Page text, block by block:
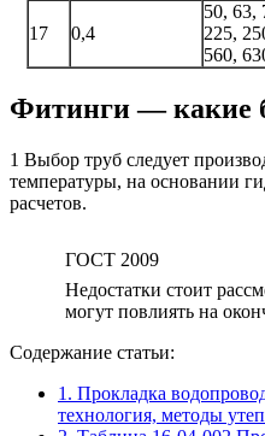
17 0,4
50, 63,
225,
560,
Фитинги — какие
1 Выбор труб следует
температуры, на основании
расчетов.
ГОСТ 2009
Недостатки стоит
могут повлиять на
Содержание статьи:
1. Прокладка
технология, методы